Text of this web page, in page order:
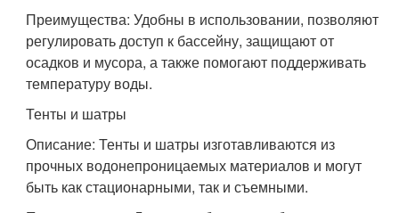
Преимущества: Удобны в использовании, позволяют
регулировать доступ к бассейну, защищают от
осадков и мусора, а также помогают поддерживать
температуру воды.
Тенты и шатры
Описание: Тенты и шатры изготавливаются из
прочных водонепроницаемых материалов и могут
быть как стационарными, так и съемными.